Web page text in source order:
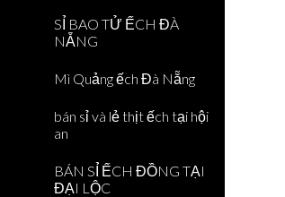
SỈ BAO TỬ ẾCH ĐÀ
NẴNG
Mì Quảng ếch Đà Nẵng
bán sỉ và lẻ thịt ếch tại hội
an
BÁN SỈ ẾCH ĐỒNG TẠI
ĐẠI LỘC